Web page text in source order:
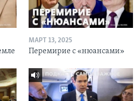
МАРТ 13, 2025
Перемирие с «нюансами»